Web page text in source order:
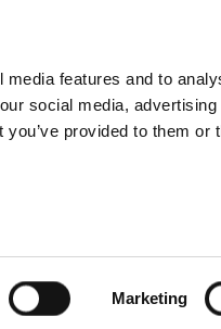
features and to
social media, advertising
provided to them or
Marketing
Select
Italian